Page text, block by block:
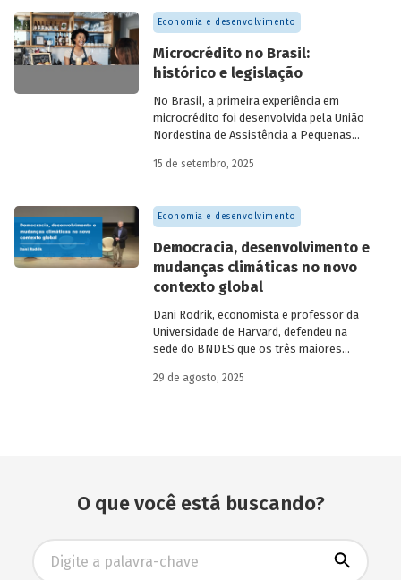
momentos de crise, como as de 2008 e
da Covid-19, e no combate à emergência
climática. Para exercer esse papel, no
entanto, são necessárias sólidas fontes
de recursos.
Economia e desenvolvimento
Microcrédito no Brasil:
histórico e legislação
No Brasil, a primeira experiência em
microcrédito foi desenvolvida pela União
Nordestina de Assistência a Pequenas
e Salvador (BA). Conhecida como
Na década de 1980, surgiram as primeiras
unidades da Rede Ceape e do Banco da
microempreendedores. Essas instituições
eram afiliadas a redes internacionais, tais
como: Acción Internacional, Banco
(BID), Inter-American Foundation e
Women’s World Banking.
15 de setembro, 2025
Economia e desenvolvimento
Democracia, desenvolvimento e
mudanças climáticas no novo
contexto global
Dani Rodrik, economista e professor da
Universidade de Harvard, defendeu na
sede do BNDES que os três maiores
restauração da classe média e redução da
29 de agosto, 2025
O que você está buscando?
Busca avançada